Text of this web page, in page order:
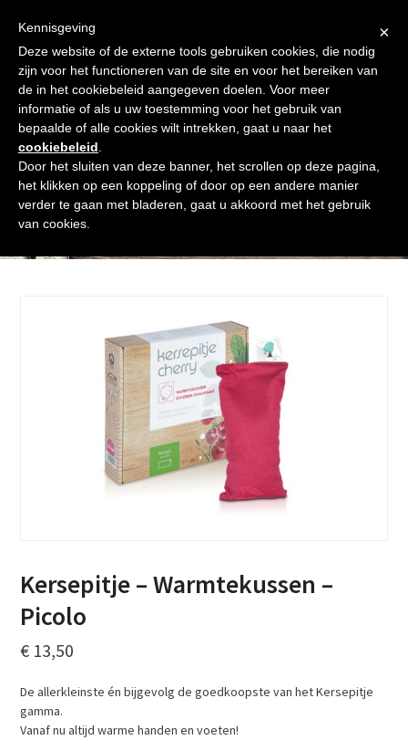
content
Afrekenen
Winkelmand Shop
Open
mobile
menu
Close
mobile
menu
Shop
Kersepitje – Warmtekussen –
Picolo
€ 13,50
De allerkleinste én bijgevolg de goedkoopste van het Kersepitje
gamma.
Vanaf nu altijd warme handen en voeten!
×
Kennisgeving
Deze website of de externe tools gebruiken cookies, die nodig
zijn voor het functioneren van de site en voor het bereiken van
de in het cookiebeleid aangegeven doelen. Voor meer
informatie of als u uw toestemming voor het gebruik van
bepaalde of alle cookies wilt intrekken, gaat u naar het
cookiebeleid
Door het sluiten van deze banner, het scrollen op deze pagina,
het klikken op een koppeling of door op een andere manier
verder te gaan met bladeren, gaat u akkoord met het gebruik
van cookies.